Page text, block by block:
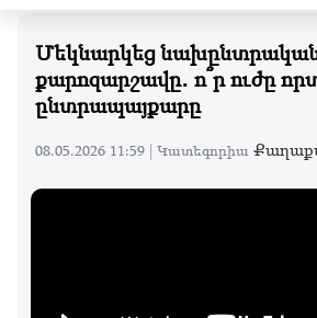
Մեկնարկեց
քարոզարշավը․ ո՞ր ուժը
ընտրապայքարը
08.05.2026 11:59 | Կատեգորիա